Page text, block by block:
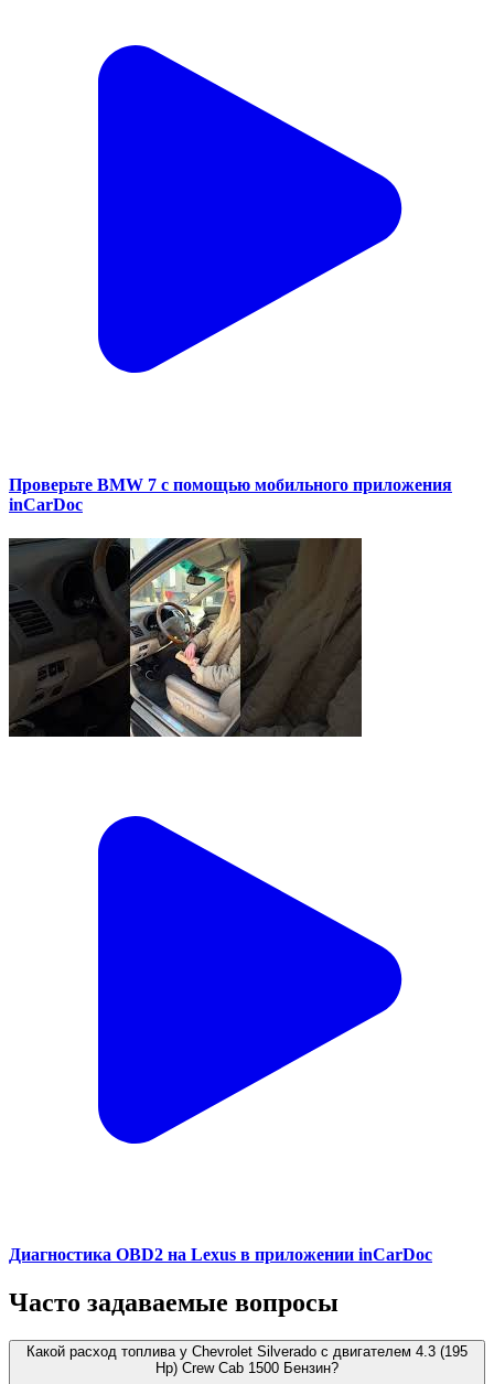
Проверьте BMW 7 с помощью мобильного приложения
inCarDoc
Диагностика OBD2 на Lexus в приложении inCarDoc
Часто задаваемые вопросы
Какой расход топлива у Chevrolet Silverado с двигателем 4.3 (195
Hp) Crew Cab 1500 Бензин?